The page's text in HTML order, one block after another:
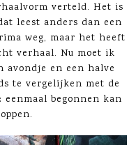
verteld. Het is
leest anders dan een
weg, maar het heeft
verhaal. Nu moet ik
avondje en een halve
te vergelijken met de
begonnen kan